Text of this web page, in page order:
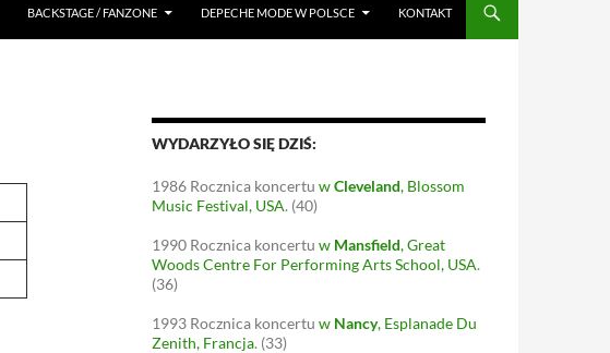
BACKSTAGE / FANZONE DEPECHE MODE W POLSCE KONTAKT
WYDARZYŁO SIĘ DZIŚ:
1986 Rocznica koncertu wCleveland, Blossom
Music Festival, USA. (40)
1990 Rocznica koncertu w Mansfield, Great
Woods Centre For Performing Arts School, USA.
(36)
1993 Rocznica koncertu w Nancy, Esplanade Du
Zenith, Francja. (33)